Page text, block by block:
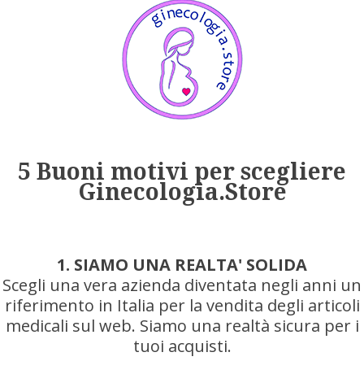
5 Buoni motivi per scegliere
Ginecologia.Store
1. SIAMO UNA REALTA' SOLIDA
Scegli una vera azienda diventata negli anni un
riferimento in Italia per la vendita degli articoli
medicali sul web. Siamo una realtà sicura per i
tuoi acquisti.